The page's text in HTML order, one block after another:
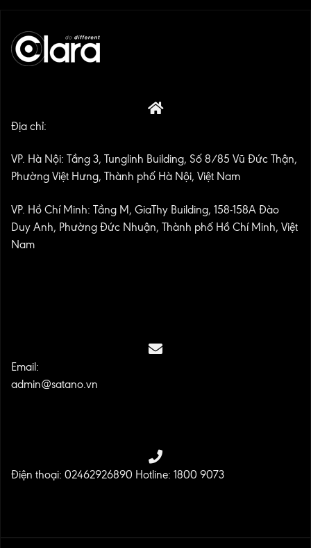
Địa chỉ:
VP. Hà Nội: Tầng 3, Tunglinh Building, Số 8/85 Vũ Đức Thận,
Phường Việt Hưng, Thành phố Hà Nội, Việt Nam
VP. Hồ Chí Minh: Tầng M, GiaThy Building, 158-158A Đào
Duy Anh, Phường Đức Nhuận, Thành phố Hồ Chí Minh, Việt
Nam
Email:
admin@satano.vn
Điện thoại: 02462926890 Hotline: 1800 9073